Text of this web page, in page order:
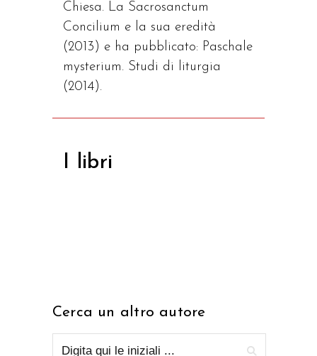
Chiesa. La Sacrosanctum
Concilium e la sua eredità
(2013) e ha pubblicato: Paschale
mysterium. Studi di liturgia
(2014).
I libri
Cerca un altro autore